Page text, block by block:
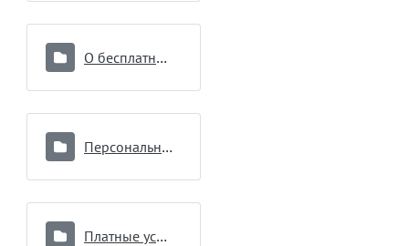
О бесплатной медицинской помощи
Персональные данные
Платные услуги